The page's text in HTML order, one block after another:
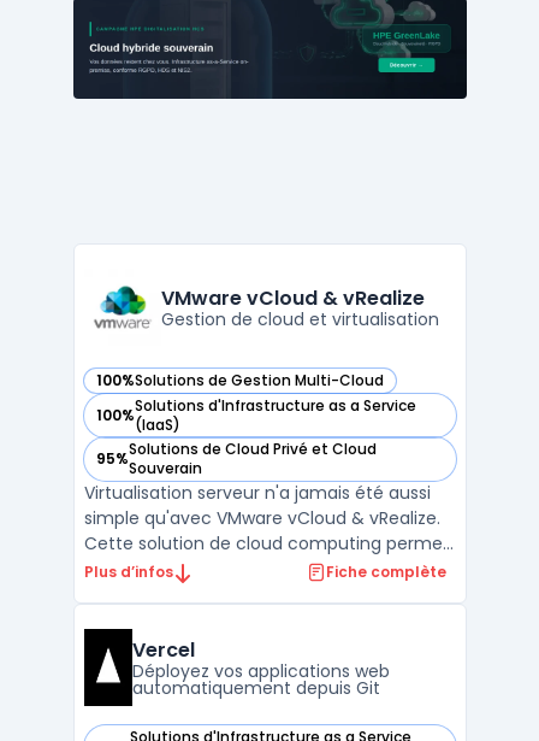
simultanément. La plateforme est
proposée par Google et offre diverses
VMware vCloud & vRealize
Gestion de cloud et virtualisation
100%Solutions de Gestion Multi-Cloud
— voir VMware vCloud & vRealize dans cette catégorie
100%Solutions d'Infrastructure as a Service
(IaaS)
— voir VMware vCloud & vRealize dans cette catégorie
95%Solutions de Cloud Privé et Cloud
Souverain
— voir VMware vCloud & vRealize dans cette catégorie
Virtualisation serveur n'a jamais été aussi
simple qu'avec VMware vCloud & vRealize.
Cette solution de cloud computing permet
aux entreprises de gérer leur infrastructure
forme de cloud computing pour la gestion
des ressour ...
Plus d’infos Fiche complète
Vercel
Déployez vos applications web
automatiquement depuis Git
Solutions d'Infrastructure as a Service